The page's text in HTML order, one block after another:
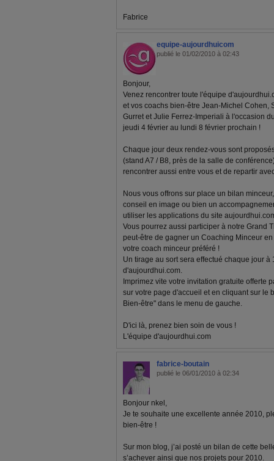
Fabrice
equipe-aujourdhuicom
publié le 01/02/2010 à 02:43
Bonjour,
Venez rencontrer toute l'équipe
et vos coachs bien-être Jean-Michel Cohen,
Gurret et Julie Ferrez-Imperiali à l'occasion
jeudi 4 février au lundi 8 février prochain !
Chaque jour deux rendez-vous sont
(stand A7 / B8, près de la salle de
rencontrer aussi entre vous et de repartir
Nous vous offrons sur place un bilan
conseil en image ou bien un
utiliser les applications du site
Vous pourrez aussi participer à notre Grand
peut-être de gagner un Coaching Minceur
votre coach minceur préféré !
Un tirage au sort sera effectué chaque jour à
d'aujourdhui.com.
Imprimez vite votre invitation gratuite offerte
sur votre page d'accueil et en cliquant sur le
Bien-être" dans le menu de gauche.
D'ici là, prenez bien soin de vous !
L'équipe d'aujourdhui.com
fabrice-boutain
publié le 06/01/2010 à 02:34
Bonjour nkel,
Je te souhaite une excellente année 2010,
bien-être !
Sur mon blog, j’ai posté un bilan de cette
s’achever ainsi que nos projets pour 2010.